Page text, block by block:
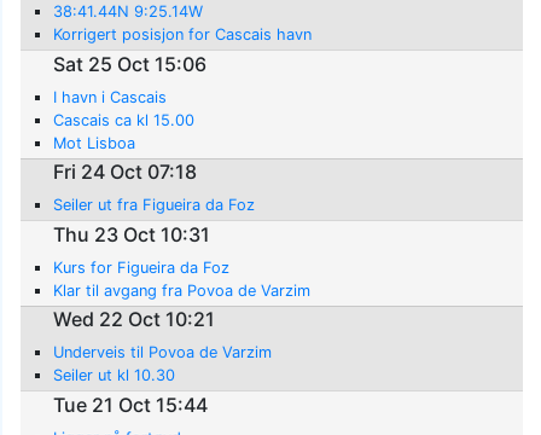
38:41.44N 9:25.14W
Korrigert posisjon for Cascais havn
Sat 25 Oct 15:06
I havn i Cascais
Cascais ca kl 15.00
Mot Lisboa
Fri 24 Oct 07:18
Seiler ut fra Figueira da Foz
Thu 23 Oct 10:31
Kurs for Figueira da Foz
Klar til avgang fra Povoa de Varzim
Wed 22 Oct 10:21
Underveis til Povoa de Varzim
Seiler ut kl 10.30
Tue 21 Oct 15:44